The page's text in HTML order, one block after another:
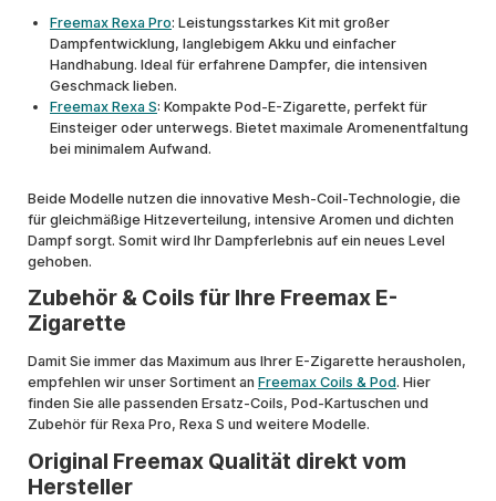
Freemax Rexa Pro: Leistungsstarkes Kit mit großer
Dampfentwicklung, langlebigem Akku und einfacher
Handhabung. Ideal für erfahrene Dampfer, die intensiven
Geschmack lieben.
Freemax Rexa S: Kompakte Pod-E-Zigarette, perfekt für
Einsteiger oder unterwegs. Bietet maximale Aromenentfaltung
bei minimalem Aufwand.
Beide Modelle nutzen die innovative Mesh-Coil-Technologie, die
für gleichmäßige Hitzeverteilung, intensive Aromen und dichten
Dampf sorgt. Somit wird Ihr Dampferlebnis auf ein neues Level
gehoben.
Zubehör & Coils für Ihre Freemax E-
Zigarette
Damit Sie immer das Maximum aus Ihrer E-Zigarette herausholen,
empfehlen wir unser Sortiment an Freemax Coils & Pod. Hier
finden Sie alle passenden Ersatz-Coils, Pod-Kartuschen und
Zubehör für Rexa Pro, Rexa S und weitere Modelle.
Original Freemax Qualität direkt vom
Hersteller